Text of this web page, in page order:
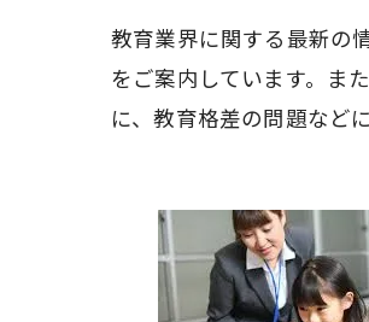
教育業界に関する最新の
をご案内しています。ま
に、教育格差の問題など